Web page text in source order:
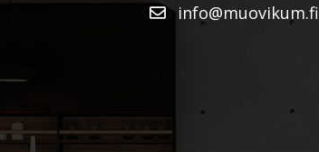
info@muovikum.fi